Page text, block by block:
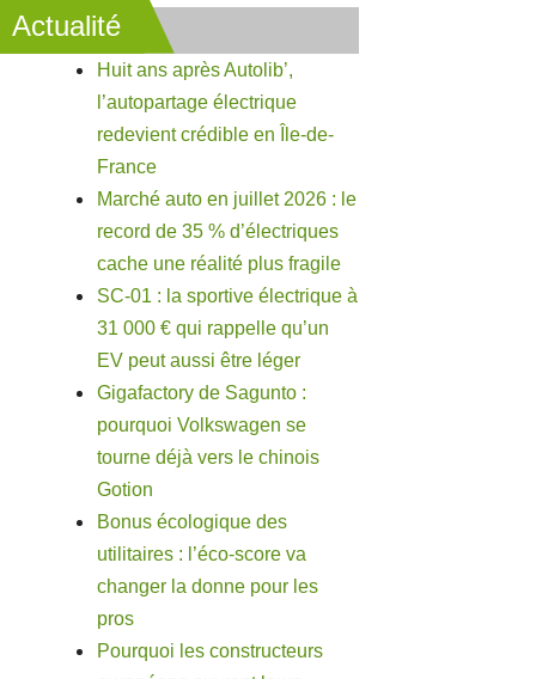
Actualité
Huit ans après Autolib’,
l’autopartage électrique
redevient crédible en Île-de-
France
Marché auto en juillet 2026 : le
record de 35 % d’électriques
cache une réalité plus fragile
SC-01 : la sportive électrique à
31 000 € qui rappelle qu’un
EV peut aussi être léger
Gigafactory de Sagunto :
pourquoi Volkswagen se
tourne déjà vers le chinois
Gotion
Bonus écologique des
utilitaires : l’éco-score va
changer la donne pour les
pros
Pourquoi les constructeurs